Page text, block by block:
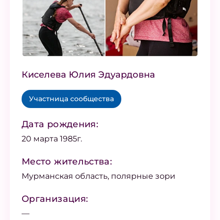
Киселева Юлия Эдуардовна
Участница сообщества
Дата рождения:
20 марта 1985г.
Место жительства:
Мурманская область, полярные зори
Организация:
—